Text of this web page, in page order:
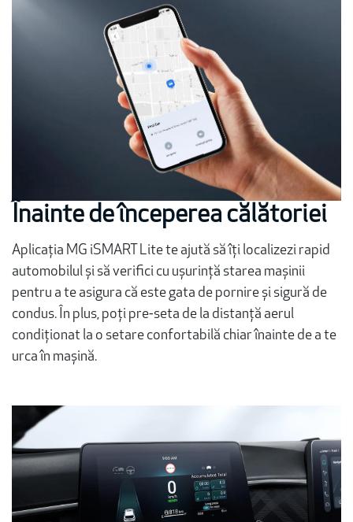
Înainte de începerea călătoriei
Aplicația MG iSMART Lite te ajută să îți localizezi rapid
automobilul și să verifici cu ușurință starea mașinii
pentru a te asigura că este gata de pornire și sigură de
condus. În plus, poți pre-seta de la distanță aerul
condiționat la o setare confortabilă chiar înainte de a te
urca în mașină.